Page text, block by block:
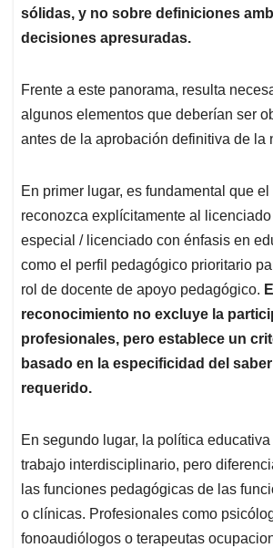
sólidas, y no sobre definiciones
decisiones apresuradas.
Frente a este panorama, resulta
algunos elementos que deberían ser
antes de la aprobación definitiva de la
En primer lugar, es fundamental que
reconozca explícitamente al
especial / licenciado con énfasis en
como el perfil pedagógico prioritario
rol de docente de apoyo pedagógico.
reconocimiento no excluye la
profesionales, pero establece un
basado en la especificidad del
requerido.
En segundo lugar, la política educativa
trabajo interdisciplinario, pero
las funciones pedagógicas de las
o clínicas. Profesionales como
fonoaudiólogos o terapeutas